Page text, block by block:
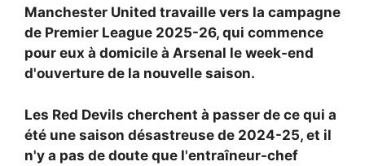
Manchester United travaille vers la campagne
de Premier League 2025-26, qui commence
pour eux à domicile à Arsenal le week-end
d'ouverture de la nouvelle saison.
Les Red Devils cherchent à passer de ce qui a
été une saison désastreuse de 2024-25, et il
n'y a pas de doute que l'entraîneur-chef